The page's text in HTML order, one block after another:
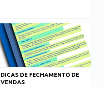
DICAS DE FECHAMENTO DE
VENDAS